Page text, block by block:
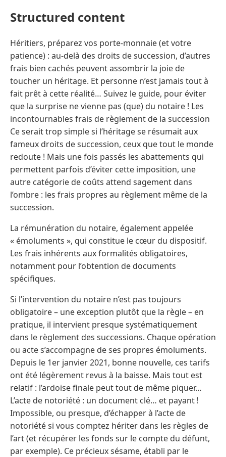
Structured content
Héritiers, préparez vos porte-monnaie (et votre
patience) : au-delà des droits de succession, d’autres
frais bien cachés peuvent assombrir la joie de
toucher un héritage. Et personne n’est jamais tout à
fait prêt à cette réalité… Suivez le guide, pour éviter
que la surprise ne vienne pas (que) du notaire ! Les
incontournables frais de règlement de la succession
Ce serait trop simple si l’héritage se résumait aux
fameux droits de succession, ceux que tout le monde
redoute ! Mais une fois passés les abattements qui
permettent parfois d’éviter cette imposition, une
autre catégorie de coûts attend sagement dans
l’ombre : les frais propres au règlement même de la
succession.
La rémunération du notaire, également appelée
« émoluments », qui constitue le cœur du dispositif.
Les frais inhérents aux formalités obligatoires,
notamment pour l’obtention de documents
spécifiques.
Si l’intervention du notaire n’est pas toujours
obligatoire – une exception plutôt que la règle – en
pratique, il intervient presque systématiquement
dans le règlement des successions. Chaque opération
ou acte s’accompagne de ses propres émoluments.
Depuis le 1er janvier 2021, bonne nouvelle, ces tarifs
ont été légèrement revus à la baisse. Mais tout est
relatif : l’ardoise finale peut tout de même piquer…
L’acte de notoriété : un document clé… et payant !
Impossible, ou presque, d’échapper à l’acte de
notoriété si vous comptez hériter dans les règles de
l’art (et récupérer les fonds sur le compte du défunt,
par exemple). Ce précieux sésame, établi par le